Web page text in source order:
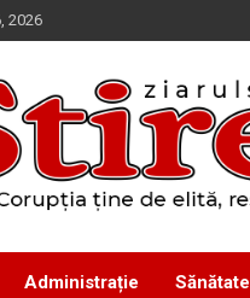
2026
Știrea
Administrație Sănătate